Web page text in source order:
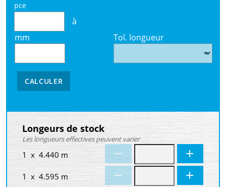
pce
à
mm
Tol. longueur
CALCULER
Longeurs de stock
Les longueurs effectives peuvent varier
1 x 4.440 m
1 x 4.595 m